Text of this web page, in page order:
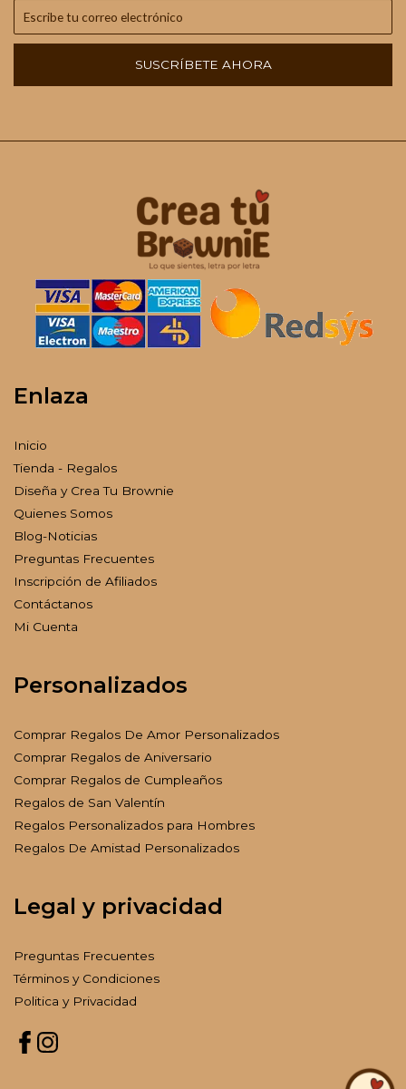
SUSCRÍBETE AHORA
Enlaza
Inicio
Tienda - Regalos
Diseña y Crea Tu Brownie
Quienes Somos
Blog-Noticias
Preguntas Frecuentes
Inscripción de Afiliados
Contáctanos
Mi Cuenta
Personalizados
Comprar Regalos De Amor Personalizados
Comprar Regalos de Aniversario
Comprar Regalos de Cumpleaños
Regalos de San Valentín
Regalos Personalizados para Hombres
Regalos De Amistad Personalizados
Legal y privacidad
Preguntas Frecuentes
Términos y Condiciones
Politica y Privacidad